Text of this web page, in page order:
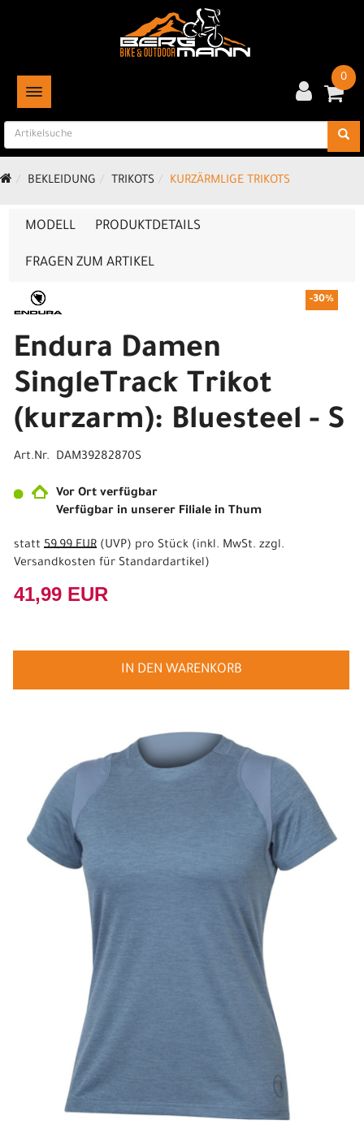
TOGGLE NAVIGATION
0
BEKLEIDUNG TRIKOTS KURZÄRMLIGE TRIKOTS
MODELL PRODUKTDETAILS
FRAGEN ZUM ARTIKEL
-30%
Endura Damen
SingleTrack Trikot
(kurzarm): Bluesteel - S
Art.Nr. DAM39282870S
Vor Ort verfügbar
Verfügbar in unserer Filiale in Thum
statt 59,99 EUR (UVP) pro Stück (inkl. MwSt. zzgl.
Versandkosten für Standardartikel)
41,99 EUR
IN DEN WARENKORB